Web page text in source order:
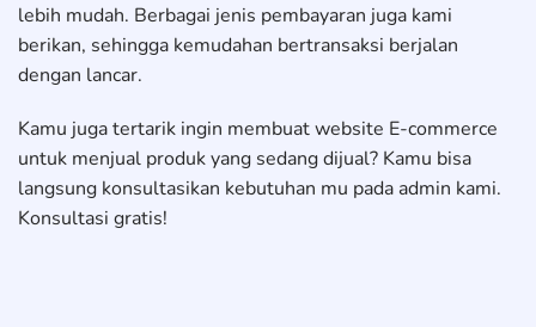
lebih mudah. Berbagai jenis pembayaran juga kami
berikan, sehingga kemudahan bertransaksi berjalan
dengan lancar.
Kamu juga tertarik ingin membuat website E-commerce
untuk menjual produk yang sedang dijual? Kamu bisa
langsung konsultasikan kebutuhan mu pada admin kami.
Konsultasi gratis!